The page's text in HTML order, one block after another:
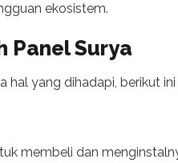
ekosistem.
Panel Surya
yang dihadapi, berikut
membeli dan